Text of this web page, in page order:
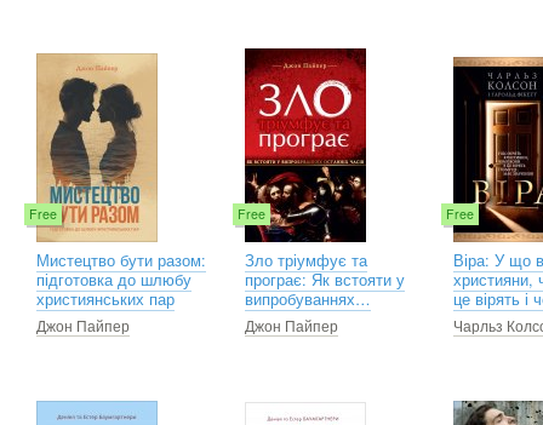
Free
Мистецтво бути разом:
підготовка до шлюбу
християнських пар
Джон Пайпер
Free
Зло тріумфує та
програє: Як встояти у
випробуваннях…
Джон Пайпер
Free
Віра: У що
християни,
це вірять і
Чарльз